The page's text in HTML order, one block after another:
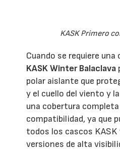
KASK Primero
Cuando se requiere
KASK Winter Balaclava
polar aislante que
y el cuello del viento y
una cobertura
compatibilidad, ya que
todos los cascos
versiones de alta